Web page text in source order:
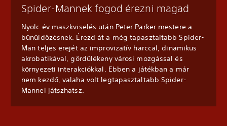
Spider-Mannek fogod érezni magad
Nyolc év maszkviselés után Peter Parker mestere a
bűnüldözésnek. Érezd át a még tapasztaltabb Spider-
Man teljes erejét az improvizatív harccal, dinamikus
akrobatikával, gördülékeny városi mozgással és
környezeti interakciókkal. Ebben a játékban a már
nem kezdő, valaha volt legtapasztaltabb Spider-
Mannel játszhatsz.